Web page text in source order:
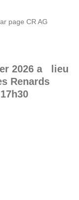
page CR AG
2026 a lieu
Renards